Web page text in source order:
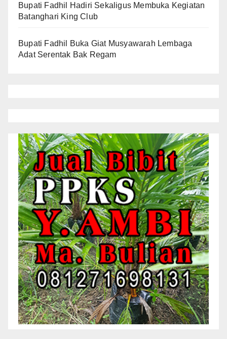
Bupati Fadhil Hadiri Sekaligus Membuka Kegiatan
Batanghari King Club
Bupati Fadhil Buka Giat Musyawarah Lembaga
Adat Serentak Bak Regam